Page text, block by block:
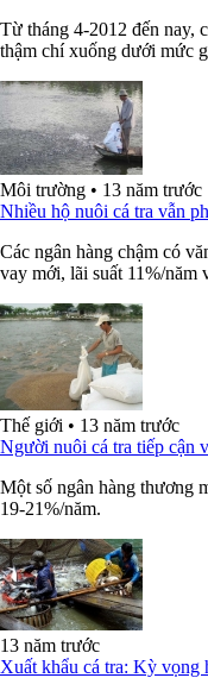
Từ tháng 4-2012 đến nay,
thậm chí xuống dưới mức
Môi trường • 13 năm trước
Nhiều hộ nuôi cá tra vẫn
Các ngân hàng chậm có
vay mới, lãi suất 11%/năm
Thế giới • 13 năm trước
Người nuôi cá tra tiếp cận
Một số ngân hàng thương
19-21%/năm.
13 năm trước
Xuất khẩu cá tra: Kỳ vọng